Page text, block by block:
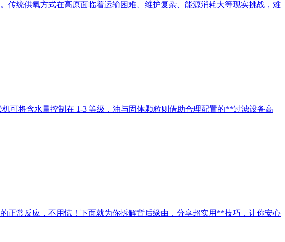
传统供氧方式在高原面临着运输困难、维护复杂、能源消耗大等现实挑战，难
可将含水量控制在 1-3 等级，油与固体颗粒则借助合理配置的**过滤设备高
正常反应，不用慌！下面就为你拆解背后缘由，分享超实用**技巧，让你安心